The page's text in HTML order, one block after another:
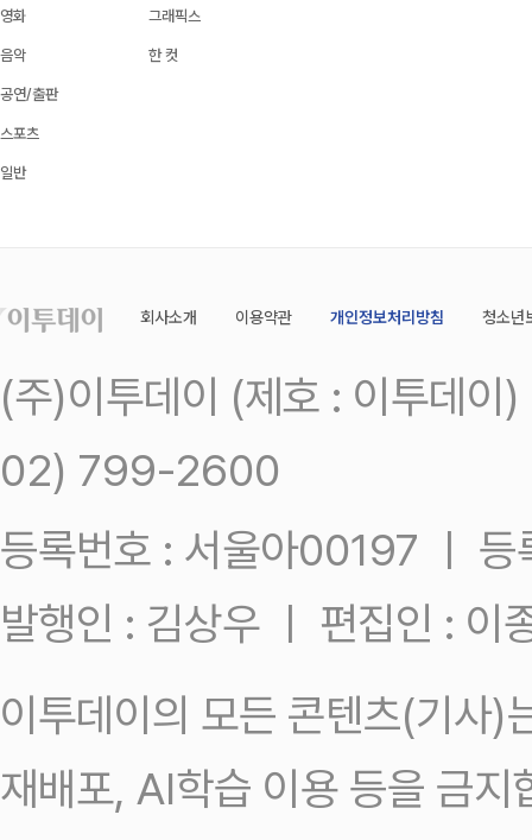
영화
음악
공연/출판
스포츠
일반
그래픽스
한 컷
회사소개 이용약관 개인정보처리방침 청소년
(주)이투데이 (제호 : 이투데
02) 799-2600
등록번호 : 서울아00197 ㅣ
발행인 : 김상우 ㅣ 편집인 : 이
이투데이의 모든 콘텐츠(기사)
재배포, AI학습 이용 등을 금지